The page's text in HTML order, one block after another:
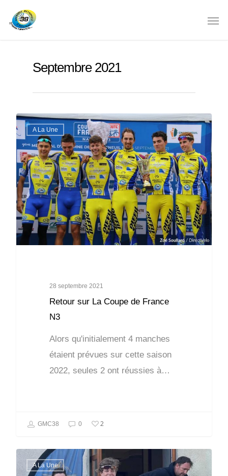
Septembre 2021
A La Une
28 septembre 2021
Retour sur La Coupe de France
N3
Alors qu'initialement 4 manches
étaient prévues sur cette saison
2022, seules 2 ont réussies à…
GMC38 0 2
A La Une